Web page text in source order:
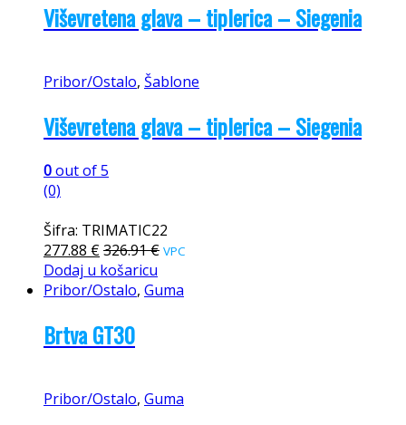
Viševretena glava – tiplerica – Siegenia
Pribor/Ostalo, Šablone
Viševretena glava – tiplerica – Siegenia
0out of 5
(0)
Šifra: TRIMATIC22
277.88 €326.91€ VPC
Dodaj u košaricu
Pribor/Ostalo, Guma
Brtva GT30
Pribor/Ostalo, Guma